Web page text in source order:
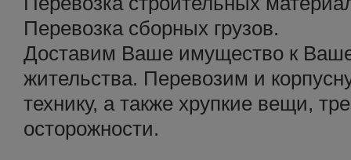
Перевозка сборных грузов.
Доставим Ваше имущество к
жительства. Перевозим и
технику, а также хрупкие вещи,
осторожности.